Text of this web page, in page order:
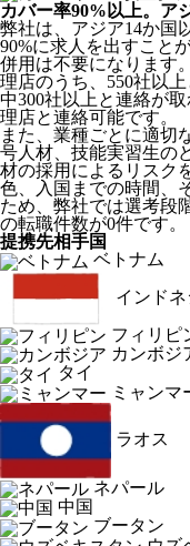
カバー率90%以上。ア
弊社は、 アジア14か国
90%に求人を出すこと
併用は不要になります
理店のうち、550社以
中300社以上と連絡が
理店と連絡可能です。
また、業種ごとに適切
号人材、技能実習生の
材の採用によるリスク
色、入国までの時間、
ため、弊社では選考段
の転職件数が0件です。
提携先相手国
ベトナム
インドネ
フィリピ
カンボジ
タイ
ミャンマ
ラオス
ネパール
中国
ブータン